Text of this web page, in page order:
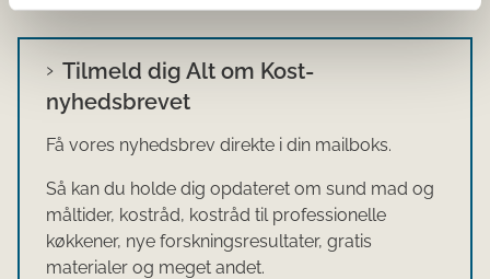
Tilmeld dig Alt om Kost-
nyhedsbrevet
Få vores nyhedsbrev direkte i din mailboks.
Så kan du holde dig opdateret om sund mad og
måltider, kostråd, kostråd til professionelle
køkkener, nye forskningsresultater, gratis
materialer og meget andet.